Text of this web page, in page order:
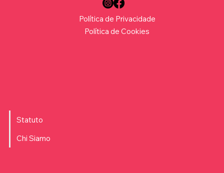
Statuto
Chi Siamo
Política de Privacidade
Política de Cookies